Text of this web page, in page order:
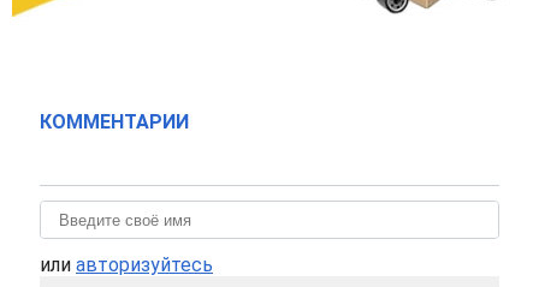
КОММЕНТАРИИ
или авторизуйтесь